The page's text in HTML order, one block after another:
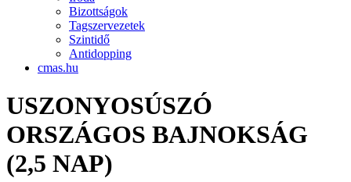
Bizottságok
Tagszervezetek
Szintidő
Antidopping
cmas.hu
USZONYOSÚSZÓ
ORSZÁGOS BAJNOKSÁG
(2,5 NAP)